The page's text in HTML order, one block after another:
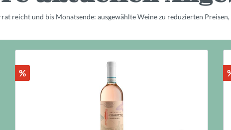
reicht und bis Monatsende: ausgewählte Weine zu reduzierten
%